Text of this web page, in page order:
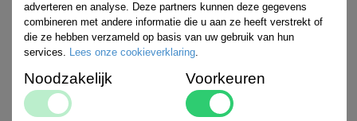
adverteren en analyse. Deze partners kunnen deze gegevens
combineren met andere informatie die u aan ze heeft verstrekt of
die ze hebben verzameld op basis van uw gebruik van hun
services. Lees onze cookieverklaring.
Noodzakelijk Voorkeuren